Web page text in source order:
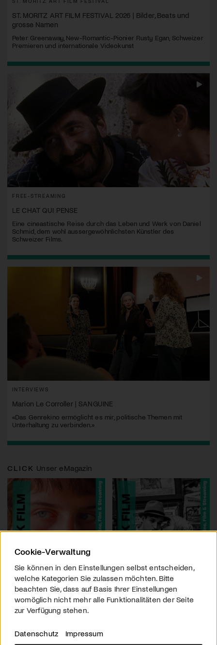
ST. MORITZ ART FILM FESTIVAL 2026 | Bilder, Beats und
grosse Namen
Peter Greenaway, New-Romantic-Pionier Rusty Egan, Schweizer
Premieren und internationale Videokunst
FREE-STREAMING
LE CHAT QUI PENSE
Eine cineastische Reise durch das Leben und Werk von Daniel
Schmid, dem wohl aussergewöhnlichsten Künstler des
Schweizer Films.
INTERVIEWS
Marion Le Corroller | SANGUINE
«Das Genrekino ermöglicht es mir, politische Themen mit
Unterhaltung zu verbinden.»
CLICK Unser eMagazin
Cookie-Verwaltung
Sie können in den Einstellungen selbst entscheiden,
welche Kategorien Sie zulassen möchten. Bitte
beachten Sie, dass auf Basis Ihrer Einstellungen
womöglich nicht mehr alle Funktionalitäten der Seite
zur Verfügung stehen.
Datenschutz Impressum